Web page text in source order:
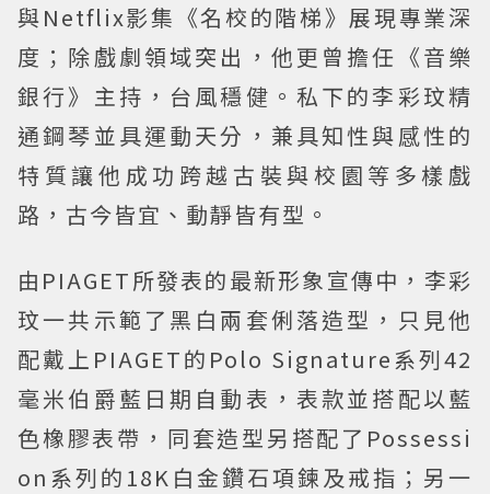
與Netflix影集《名校的階梯》展現專業深
度；除戲劇領域突出，他更曾擔任《音樂
銀行》主持，台風穩健。私下的李彩玟精
通鋼琴並具運動天分，兼具知性與感性的
特質讓他成功跨越古裝與校園等多樣戲
路，古今皆宜、動靜皆有型。
由PIAGET所發表的最新形象宣傳中，李彩
玟一共示範了黑白兩套俐落造型，只見他
配戴上PIAGET的Polo Signature系列42
毫米伯爵藍日期自動表，表款並搭配以藍
色橡膠表帶，同套造型另搭配了Possessi
on系列的18K白金鑽石項鍊及戒指；另一